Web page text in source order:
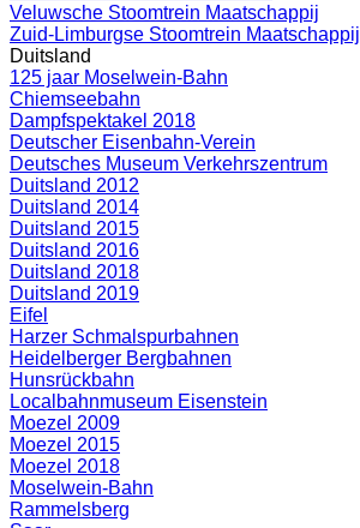
Veluwsche Stoomtrein Maatschappij
Zuid-Limburgse Stoomtrein Maatschappij
Duitsland
125 jaar Moselwein-Bahn
Chiemseebahn
Dampfspektakel 2018
Deutscher Eisenbahn-Verein
Deutsches Museum Verkehrszentrum
Duitsland 2012
Duitsland 2014
Duitsland 2015
Duitsland 2016
Duitsland 2018
Duitsland 2019
Eifel
Harzer Schmalspurbahnen
Heidelberger Bergbahnen
Hunsrückbahn
Localbahnmuseum Eisenstein
Moezel 2009
Moezel 2015
Moezel 2018
Moselwein-Bahn
Rammelsberg